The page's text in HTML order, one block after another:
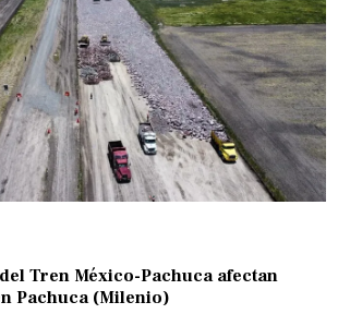
Tren México-Pachuca afectan
Pachuca (Milenio)